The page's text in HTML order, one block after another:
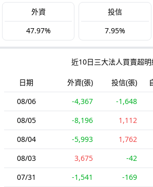
外資
47.97%
投信
7.95%
近10日三大法人買賣超明
日期 外資(張) 投信(張)
08/06
-4,367 -1,648
08/05
-8,196 1,112
08/04
-5,993 1,762
08/03
3,675 -42
07/31
-1,541 -169